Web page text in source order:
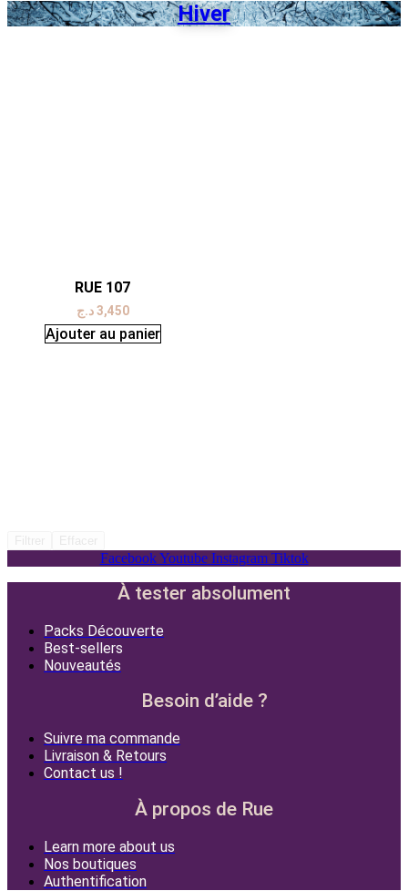
Hiver
RUE 107
3,450 د.ج
Ajouter au panier
Facebook Youtube Instagram Tiktok
À tester absolument
Packs Découverte
Best-sellers
Nouveautés
Besoin d’aide ?
Suivre ma commande
Livraison & Retours
Contact us !
À propos de Rue
Learn more about us
Nos boutiques
Authentification